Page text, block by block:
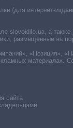
сайта
(для интернет-
а
на
«Позиция»,
материалах.